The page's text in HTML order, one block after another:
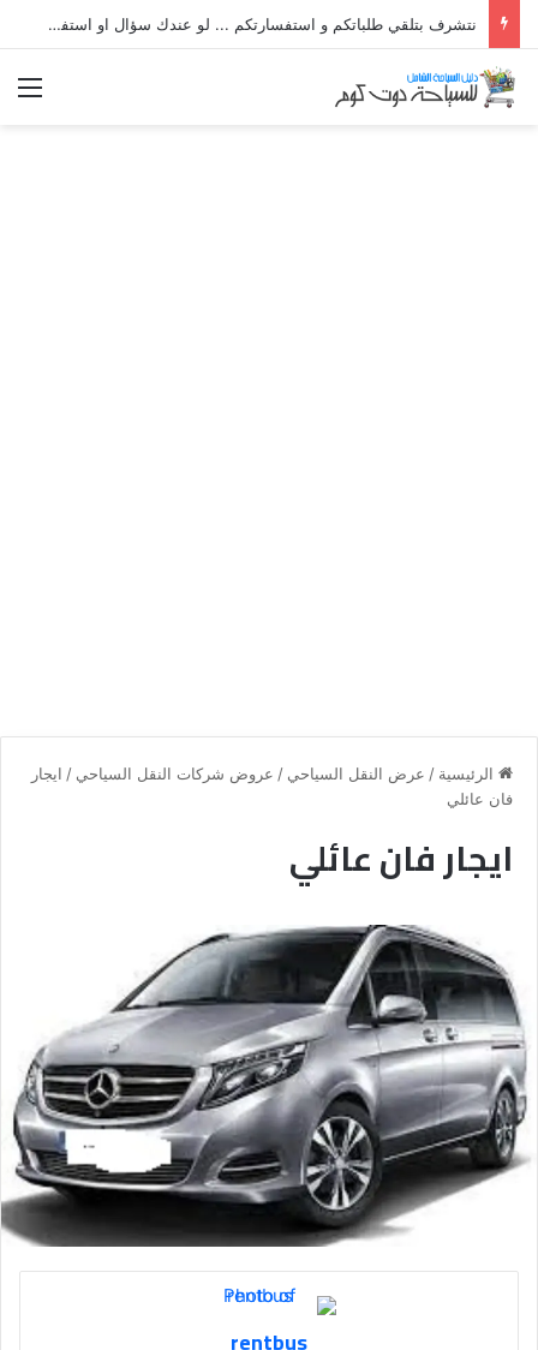
نتشرف بتلقي طلباتكم و استفسارتكم ... لو عندك سؤال او استفسار ماتدرددش فى طلب المساعدة
الرئيسية / عرض النقل السياحي / عروض شركات النقل السياحي / ايجار
فان عائلي
ايجار فان عائلي